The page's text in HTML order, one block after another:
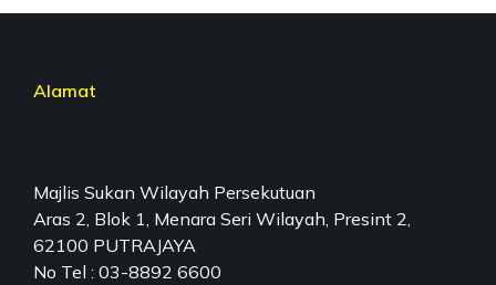
Alamat
Majlis Sukan Wilayah Persekutuan
Aras 2, Blok 1, Menara Seri Wilayah, Presint 2,
62100 PUTRAJAYA
No Tel : 03-8892 6600